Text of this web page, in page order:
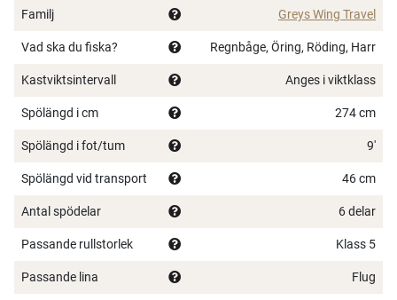
Fräst rullfäste med slide bands för lägre vikt
ID markerade spödelar och linjeringsmarkeringar vid
Levereras i spöfodral och tub
Familj Greys Wing Travel
Vad ska du fiska? Regnbåge, Öring, Röding, Harr
Kastviktsintervall Anges i viktklass
Spölängd i cm 274 cm
Spölängd i fot/tum 9'
Spölängd vid transport 46 cm
Antal spödelar 6 delar
Passande rullstorlek Klass 5
Passande lina Flug